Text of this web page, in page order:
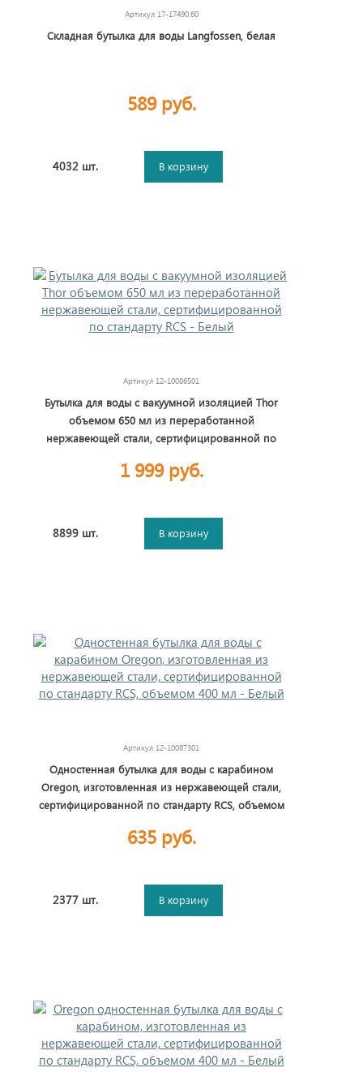
Артикул 17-17490.60
Складная бутылка для воды Langfossen, белая
589 руб.
4032 шт. В корзину
Артикул 12-10086501
Бутылка для воды с вакуумной изоляцией Thor
объемом 650 мл из переработанной
нержавеющей стали, сертифицированной по
1 999 руб.
8899 шт. В корзину
Артикул 12-10087301
Одностенная бутылка для воды с карабином
Oregon, изготовленная из нержавеющей стали,
сертифицированной по стандарту RCS, объемом
635 руб.
2377 шт. В корзину